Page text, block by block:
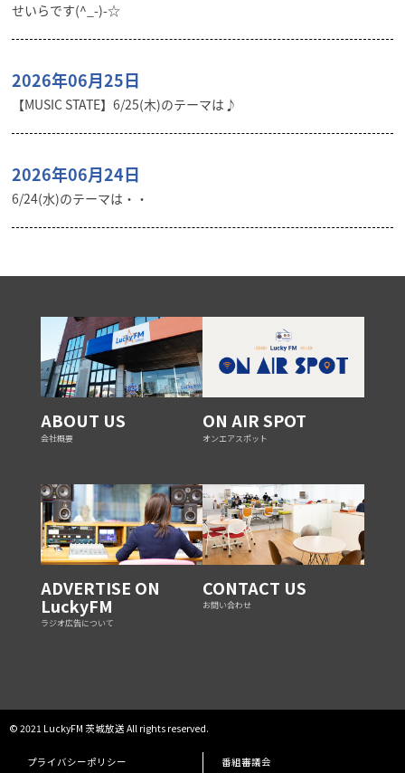
せいらです(^_-)-☆
2026年06月25日
【MUSIC STATE】6/25(木)のテーマは♪
2026年06月24日
6/24(水)のテーマは・・
ABOUT US
会社概要
ON AIR SPOT
オンエアスポット
ADVERTISE ON
LuckyFM
ラジオ広告について
CONTACT US
お問い合わせ
© 2021 LuckyFM 茨城放送 All rights reserved.
プライバシーポリシー 番組審議会